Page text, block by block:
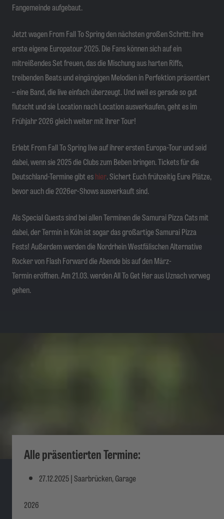
Fangemeinde aufgebaut.
Jetzt wagen From Fall To Spring den nächsten großen Schritt: ihre
erste eigene Europatour 2025. Die Fans können sich auf ein
mitreißendes Set freuen, das die Mischung aus harten Riffs,
treibenden Beats und eingängigen Melodien in Perfektion präsentiert
– eine Band, die live einfach überzeugt. Und weil es gerade so gut
flutscht und sie Location nach Location ausverkaufen, geht es im
Frühjahr 2026 gleich weiter mit ihrer Tour!
Erlebt From Fall To Spring live auf ihrer ersten Europa-Tour und seid
dabei, wenn sie 2025 die Clubs zum Beben bringen. Tickets für die
Deutschland-Termine gibt eshier. Sichert Euch frühzeitig Eure Plätze,
bevor auch die 2026er-Shows ausverkauft sind.
Als Special Guests sind bei allen Terminen die Samurai Pizza Cats mit
dabei, der Termin in Köln ist sogar das großartige Samurai Pizza
Fests! Außerdem werden die Nordrhein Westfälischen Alternative
Rocker von Flash Forward die Abende bis auf den März-
Termin eröffnen. Am 21.03. werden All To Get Her aus Uznach vorweg
gehen.
Alle präsentierten Termine:
27.12.2025 | Saarbrücken, Garage
2026